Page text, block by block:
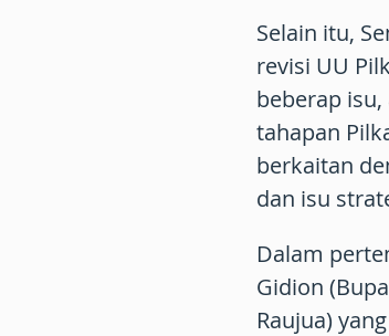
Selain itu,
revisi UU
beberap
tahapan
berkaitan
dan isu
Dalam
Gidion
Raujua)